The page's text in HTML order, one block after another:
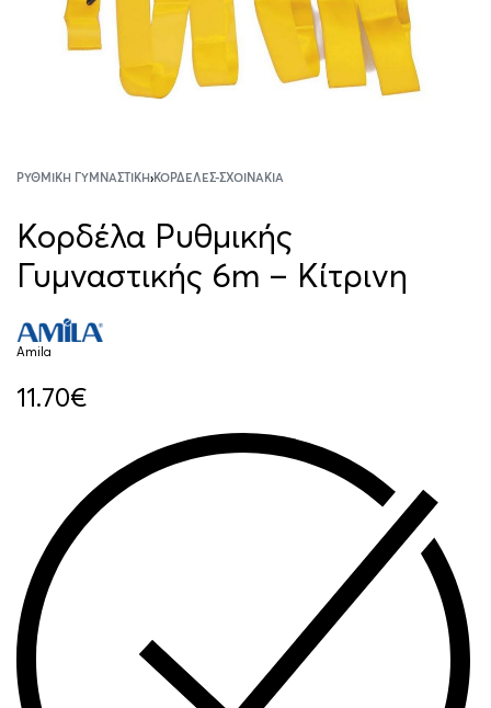
ΡΥΘΜΙΚΉ ΓΥΜΝΑΣΤΙΚΉ›ΚΟΡΔΈΛΕΣ-ΣΧΟΙΝΆΚΙΑ
Κορδέλα Ρυθμικής
Γυμναστικής 6m – Κίτρινη
Amila
11.70€